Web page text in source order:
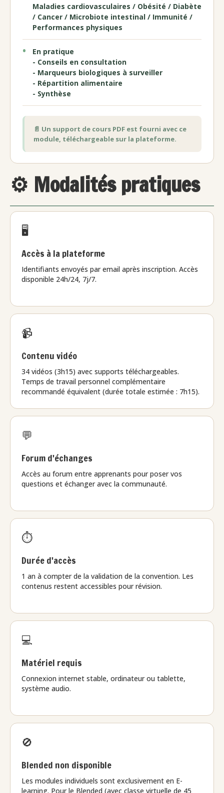
Maladies cardiovasculaires / Obésité / Diabète
/ Cancer / Microbiote intestinal / Immunité /
Performances physiques
En pratique
- Conseils en consultation
- Marqueurs biologiques à surveiller
- Répartition alimentaire
- Synthèse
📄 Un support de cours PDF est fourni avec ce
module, téléchargeable sur la plateforme.
⚙️ Modalités pratiques
🖥️
Accès à la plateforme
Identifiants envoyés par email après inscription. Accès
disponible 24h/24, 7j/7.
📹
Contenu vidéo
34 vidéos (3h15) avec supports téléchargeables.
Temps de travail personnel complémentaire
recommandé équivalent (durée totale estimée : 7h15).
💬
Forum d'échanges
Accès au forum entre apprenants pour poser vos
questions et échanger avec la communauté.
⏱️
Durée d'accès
1 an à compter de la validation de la convention. Les
contenus restent accessibles pour révision.
💻
Matériel requis
Connexion internet stable, ordinateur ou tablette,
système audio.
🚫
Blended non disponible
Les modules individuels sont exclusivement en E-
learning. Pour le Blended (avec classe virtuelle de 45